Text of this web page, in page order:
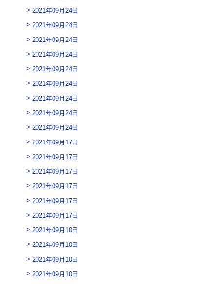
2021年09月24日
2021年09月24日
2021年09月24日
2021年09月24日
2021年09月24日
2021年09月24日
2021年09月24日
2021年09月24日
2021年09月24日
2021年09月17日
2021年09月17日
2021年09月17日
2021年09月17日
2021年09月17日
2021年09月17日
2021年09月10日
2021年09月10日
2021年09月10日
2021年09月10日